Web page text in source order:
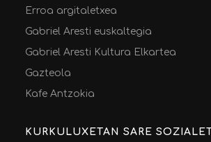
Erroa argitaletxea
Gabriel Aresti euskaltegia
Gabriel Aresti Kultura Elkartea
Gazteola
Kafe Antzokia
KURKULUXETAN SARE